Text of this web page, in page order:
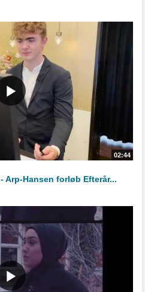
02:44
Arp-Hansen forløb Efterår...